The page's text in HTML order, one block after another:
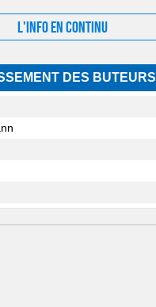
L'info en continu
DES BUTEURS